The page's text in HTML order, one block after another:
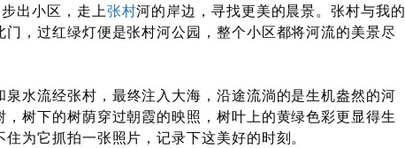
出小区，走上张村河的岸边，寻找更美的晨景。张村与我的
，过红绿灯便是张村河公园，整个小区都将河流的美景尽
泉水流经张村，最终注入大海，沿途流淌的是生机盎然的河
树下的树荫穿过朝霞的映照，树叶上的黄绿色彩更显得生
为它抓拍一张照片，记录下这美好的时刻。